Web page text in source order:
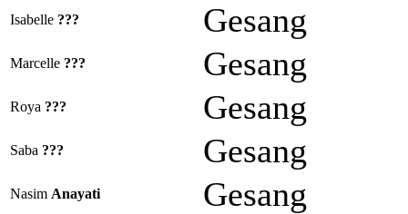
Isabelle ??? Gesang
Marcelle ??? Gesang
Roya ??? Gesang
Saba ??? Gesang
Nasim Anayati Gesang